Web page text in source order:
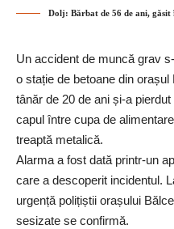
Dolj: Bărbat de 56 de ani, găsit
Un accident de muncă grav
o stație de betoane din
tânăr de 20 de ani și-a
capul între cupa de
treaptă metalică.
Alarma a fost dată printr-un
care a descoperit incidentul.
urgență polițiștii orașului
sesizate se confirmă.